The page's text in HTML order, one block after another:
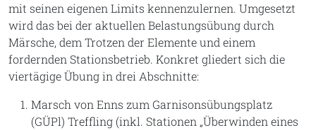
mit seinen eigenen Limits kennenzulernen. Umgesetzt
wird das bei der aktuellen Belastungsübung durch
Märsche, dem Trotzen der Elemente und einem
fordernden Stationsbetrieb. Konkret gliedert sich die
viertägige Übung in drei Abschnitte:
Marsch von Enns zum Garnisonsübungsplatz
(GÜPl) Treffling (inkl. Stationen „Überwinden eines